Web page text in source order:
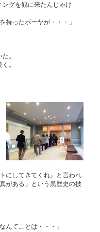
ングを観に来たんじゃけ
持ったボーヤが・・・」
。
。
にしてきてくれ』と言われ
がある」という黒歴史の披
んてことは・・・」